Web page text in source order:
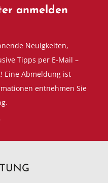
anmelden
Neuigkeiten,
Tipps per E-Mail –
Eine Abmeldung ist
entnehmen Sie